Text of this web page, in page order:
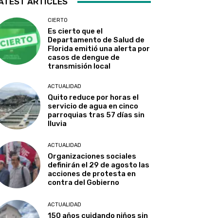
CIERTO
Es cierto que el
Departamento de Salud de
Florida emitió una alerta por
casos de dengue de
transmisión local
ACTUALIDAD
Quito reduce por horas el
servicio de agua en cinco
parroquias tras 57 días sin
lluvia
ACTUALIDAD
Organizaciones sociales
definirán el 29 de agosto las
acciones de protesta en
contra del Gobierno
ACTUALIDAD
150 años cuidando niños sin